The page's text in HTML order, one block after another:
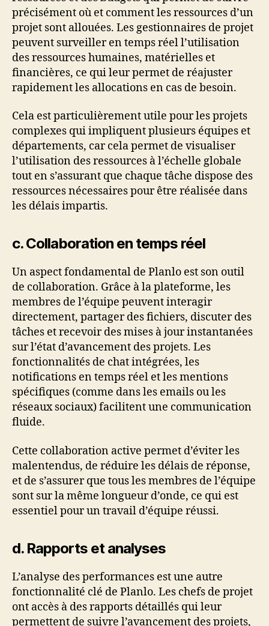
précisément où et comment les ressources d’un
projet sont allouées. Les gestionnaires de projet
peuvent surveiller en temps réel l’utilisation
des ressources humaines, matérielles et
financières, ce qui leur permet de réajuster
rapidement les allocations en cas de besoin.
Cela est particulièrement utile pour les projets
complexes qui impliquent plusieurs équipes et
départements, car cela permet de visualiser
l’utilisation des ressources à l’échelle globale
tout en s’assurant que chaque tâche dispose des
ressources nécessaires pour être réalisée dans
les délais impartis.
c. Collaboration en temps réel
Un aspect fondamental de Planlo est son outil
de collaboration. Grâce à la plateforme, les
membres de l’équipe peuvent interagir
directement, partager des fichiers, discuter des
tâches et recevoir des mises à jour instantanées
sur l’état d’avancement des projets. Les
fonctionnalités de chat intégrées, les
notifications en temps réel et les mentions
spécifiques (comme dans les emails ou les
réseaux sociaux) facilitent une communication
fluide.
Cette collaboration active permet d’éviter les
malentendus, de réduire les délais de réponse,
et de s’assurer que tous les membres de l’équipe
sont sur la même longueur d’onde, ce qui est
essentiel pour un travail d’équipe réussi.
d. Rapports et analyses
L’analyse des performances est une autre
fonctionnalité clé de Planlo. Les chefs de projet
ont accès à des rapports détaillés qui leur
permettent de suivre l’avancement des projets,